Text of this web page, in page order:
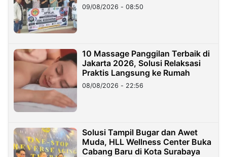
09/08/2026 - 08:50
10 Massage Panggilan Terbaik di
Jakarta 2026, Solusi Relaksasi
Praktis Langsung ke Rumah
08/08/2026 - 22:56
Solusi Tampil Bugar dan Awet
Muda, HLL Wellness Center Buka
Cabang Baru di Kota Surabaya